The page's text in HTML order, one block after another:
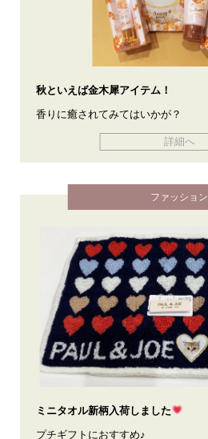
秋といえば金木犀アイテム！
香りに癒されてみてはいかが？
詳細へ
ファッション
ミニタオル新柄入荷しました
プチギフトにおすすめ♪